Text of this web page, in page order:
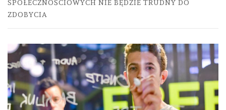
SPOŁECZNOŚCIOWYCH NIE BĘDZIE TRUDNY DO
ZDOBYCIA